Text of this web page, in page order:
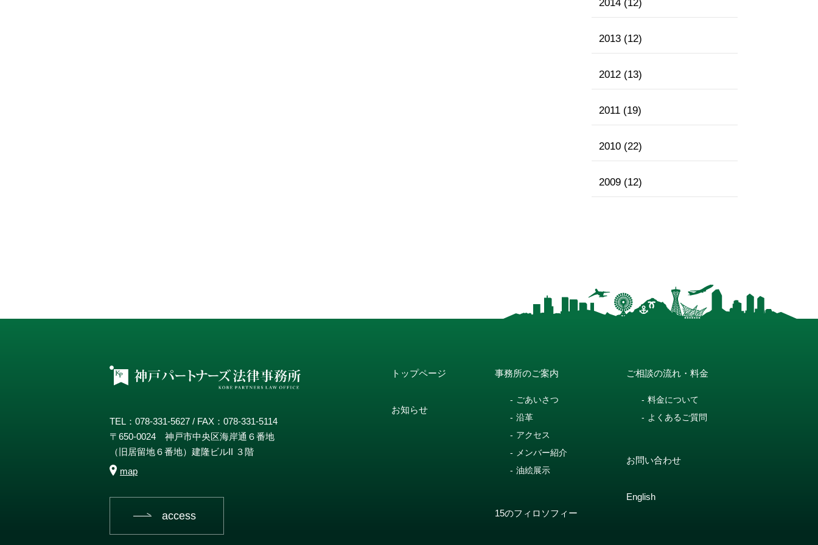
2014 (12)
2013 (12)
2012 (13)
2011 (19)
2010 (22)
2009 (12)
TEL：078-331-5627 / FAX：078-331-5114
〒650-0024 神戸市中央区海岸通６番地
（旧居留地６番地）建隆ビルII ３階
map
access
トップページ
お知らせ
事務所のご案内
ごあいさつ
沿革
アクセス
メンバー紹介
油絵展示
15のフィロソフィー
ご相談の流れ・料金
料金について
よくあるご質問
お問い合わせ
English